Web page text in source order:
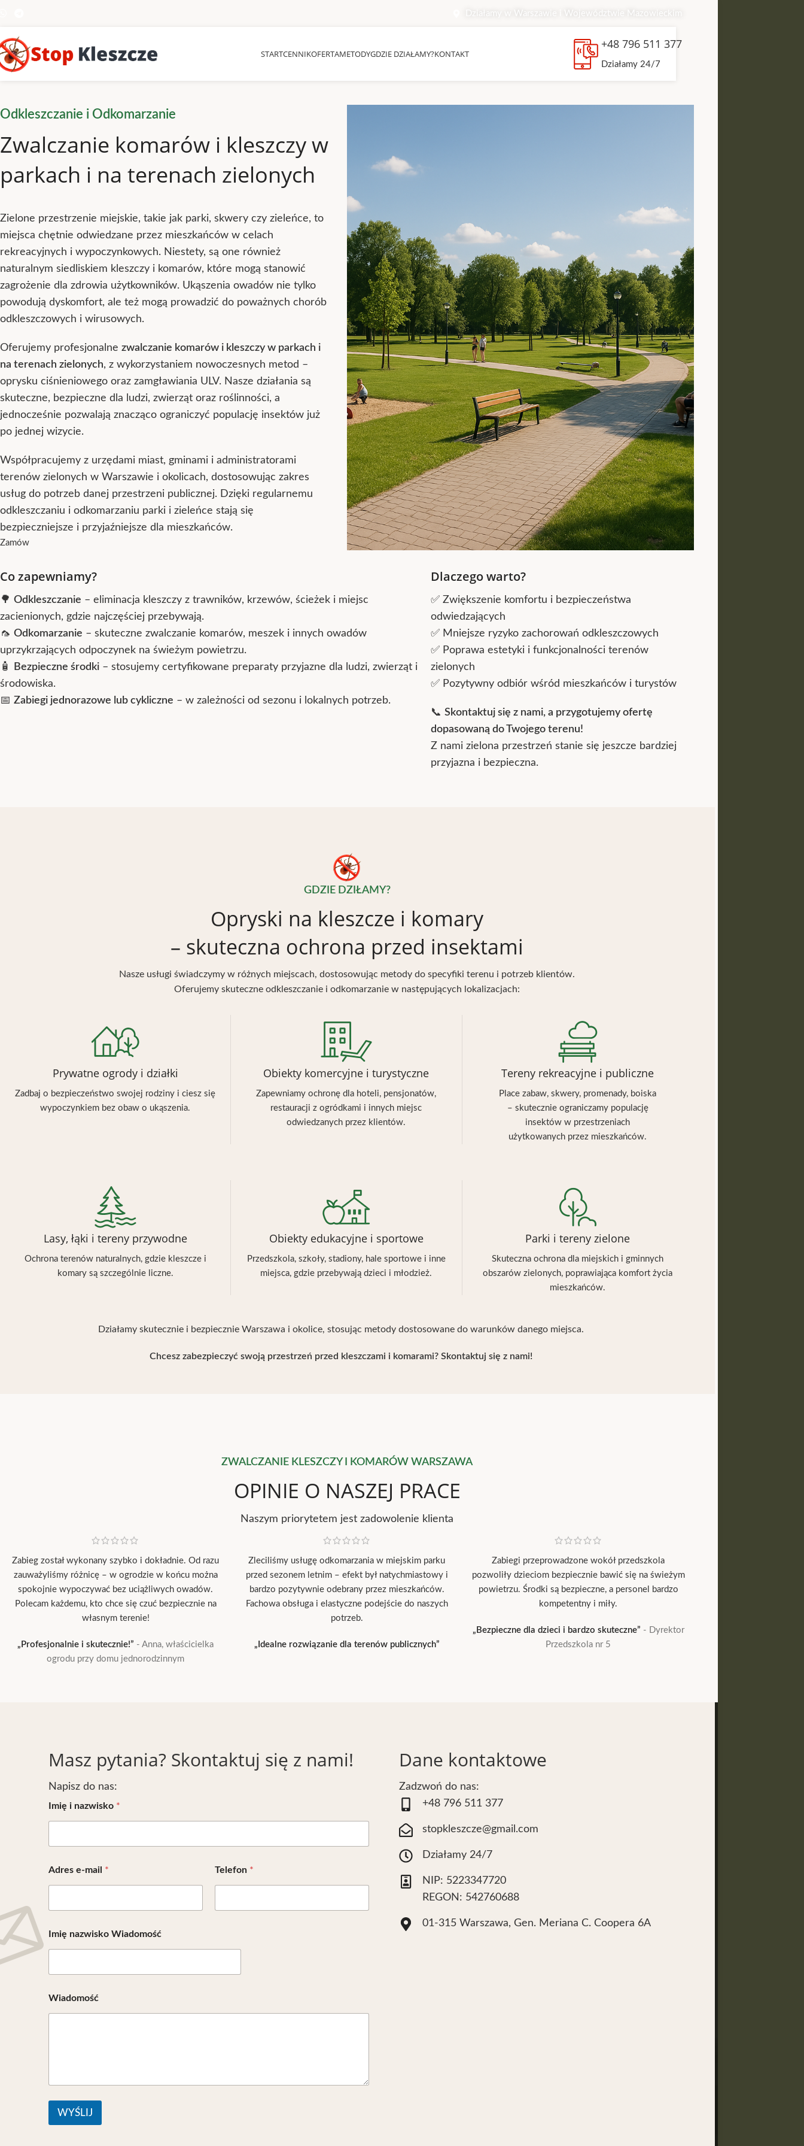
Działamy w Warszawie i Województwie Mazowieckim
STARTCENNIKOFERTAMETODYGDZIE DZIAŁAMY?KONTAKT
+48 796 511 377
Działamy 24/7
Odkleszczanie i Odkomarzanie
Zwalczanie komarów i kleszczy w
parkach i na terenach zielonych
Zielone przestrzenie miejskie, takie jak parki, skwery czy zieleńce, to
miejsca chętnie odwiedzane przez mieszkańców w celach
rekreacyjnych i wypoczynkowych. Niestety, są one również
naturalnym siedliskiem kleszczy i komarów, które mogą stanowić
zagrożenie dla zdrowia użytkowników. Ukąszenia owadów nie tylko
powodują dyskomfort, ale też mogą prowadzić do poważnych chorób
odkleszczowych i wirusowych.
Oferujemy profesjonalne zwalczanie komarów i kleszczy w parkach i
na terenach zielonych, z wykorzystaniem nowoczesnych metod –
oprysku ciśnieniowego oraz zamgławiania ULV. Nasze działania są
skuteczne, bezpieczne dla ludzi, zwierząt oraz roślinności, a
jednocześnie pozwalają znacząco ograniczyć populację insektów już
po jednej wizycie.
Współpracujemy z urzędami miast, gminami i administratorami
terenów zielonych w Warszawie i okolicach, dostosowując zakres
usług do potrzeb danej przestrzeni publicznej. Dzięki regularnemu
odkleszczaniu i odkomarzaniu parki i zieleńce stają się
bezpieczniejsze i przyjaźniejsze dla mieszkańców.
Zamów
Co zapewniamy?
🌳 Odkleszczanie – eliminacja kleszczy z trawników, krzewów, ścieżek i miejsc
zacienionych, gdzie najczęściej przebywają.
🦟 Odkomarzanie – skuteczne zwalczanie komarów, meszek i innych owadów
uprzykrzających odpoczynek na świeżym powietrzu.
🧴
Bezpieczne środki – stosujemy certyfikowane preparaty przyjazne dla ludzi, zwierząt i
środowiska.
📅 Zabiegi jednorazowe lub cykliczne – w zależności od sezonu i lokalnych potrzeb.
Dlaczego warto?
✅ Zwiększenie komfortu i bezpieczeństwa
odwiedzających
✅ Mniejsze ryzyko zachorowań odkleszczowych
✅ Poprawa estetyki i funkcjonalności terenów
zielonych
✅ Pozytywny odbiór wśród mieszkańców i turystów
📞 Skontaktuj się z nami, a przygotujemy ofertę
dopasowaną do Twojego terenu!
Z nami zielona przestrzeń stanie się jeszcze bardziej
przyjazna i bezpieczna.
GDZIE DZIŁAMY?
Opryski na kleszcze i komary
– skuteczna ochrona przed insektami
Nasze usługi świadczymy w różnych miejscach, dostosowując metody do specyfiki terenu i potrzeb klientów.
Oferujemy skuteczne odkleszczanie i odkomarzanie w następujących lokalizacjach:
Prywatne ogrody i działki
Zadbaj o bezpieczeństwo swojej rodziny i ciesz się
wypoczynkiem bez obaw o ukąszenia.
Obiekty komercyjne i turystyczne
Zapewniamy ochronę dla hoteli, pensjonatów,
restauracji z ogródkami i innych miejsc
odwiedzanych przez klientów.
Tereny rekreacyjne i publiczne
Place zabaw, skwery, promenady, boiska
– skutecznie ograniczamy populację
insektów w przestrzeniach
użytkowanych przez mieszkańców.
Lasy, łąki i tereny przywodne
Ochrona terenów naturalnych, gdzie kleszcze i
komary są szczególnie liczne.
Obiekty edukacyjne i sportowe
Przedszkola, szkoły, stadiony, hale sportowe i inne
miejsca, gdzie przebywają dzieci i młodzież.
Parki i tereny zielone
Skuteczna ochrona dla miejskich i gminnych
obszarów zielonych, poprawiająca komfort życia
mieszkańców.
Działamy skutecznie i bezpiecznie Warszawa i okolice, stosując metody dostosowane do warunków danego miejsca.
Chcesz zabezpieczyć swoją przestrzeń przed kleszczami i komarami? Skontaktuj się z nami!
ZWALCZANIE KLESZCZY I KOMARÓW WARSZAWA
OPINIE O NASZEJ PRACE
Naszym priorytetem jest zadowolenie klienta
Zabieg został wykonany szybko i dokładnie. Od razu
zauważyliśmy różnicę – w ogrodzie w końcu można
spokojnie wypoczywać bez uciążliwych owadów.
Polecam każdemu, kto chce się czuć bezpiecznie na
własnym terenie!
„Profesjonalnie i skutecznie!”
Anna, właścicielka
ogrodu przy domu jednorodzinnym
Zleciliśmy usługę odkomarzania w miejskim parku
przed sezonem letnim – efekt był natychmiastowy i
bardzo pozytywnie odebrany przez mieszkańców.
Fachowa obsługa i elastyczne podejście do naszych
potrzeb.
„Idealne rozwiązanie dla terenów publicznych”
Zabiegi przeprowadzone wokół przedszkola
pozwoliły dzieciom bezpiecznie bawić się na świeżym
powietrzu. Środki są bezpieczne, a personel bardzo
kompetentny i miły.
„Bezpieczne dla dzieci i bardzo skuteczne”
Dyrektor
Przedszkola nr 5
Masz pytania? Skontaktuj się z nami!
Napisz do nas:
Imię i nazwisko *
Adres e-mail * Telefon *
Imię nazwisko Wiadomość
Wiadomość
WYŚLIJ
Dane kontaktowe
Zadzwoń do nas:
+48 796 511 377
stopkleszcze@gmail.com
Działamy 24/7
NIP: 5223347720
REGON: 542760688
01-315 Warszawa, Gen. Meriana C. Coopera 6A